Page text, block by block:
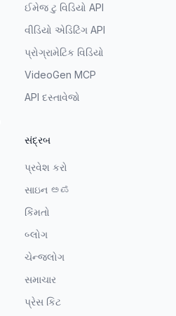
ઈમેજ ટુ વિડિયો API
વીડિયો એડિટિંગ API
પ્રોગ્રામેટિક વિડિયો
VideoGen MCP
API દસ્તાવેજો
સંદ્રબ
પ્રવેશ કરો
સાઇન ಅಪ
કિંમતો
બ્લોગ
ચેન્જલોગ
સમાચાર
પ્રેસ કિટ